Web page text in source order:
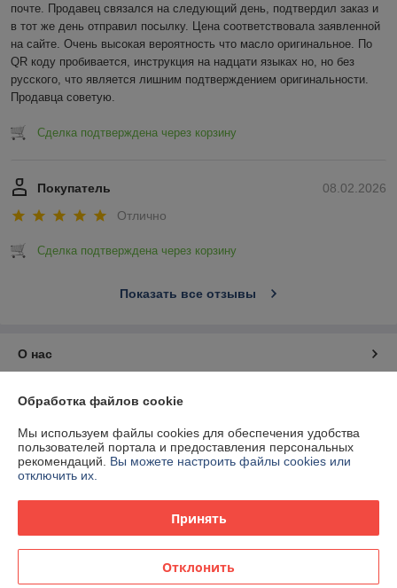
почте. Продавец связался на следующий день, подтвердил заказ и
в тот же день отправил посылку. Цена соответствовала заявленной
на сайте. Очень высокая вероятность что масло оригинальное. По
QR коду пробивается, инструкция на надцати языках но, но без
русского, что является лишним подтверждением оригинальности.
Продавца советую.
Сделка подтверждена через корзину
08.02.2026
Покупатель
Отлично
Сделка подтверждена через корзину
Показать все отзывы
О нас
Контакты
Доставка и оплата
График работы
Политика обработки cookies
Обработка файлов cookie
Мы используем файлы cookies для обеспечения удобства
пользователей портала и предоставления персональных
рекомендаций. Вы можете настроить файлы cookies или
отключить их.
Принять
Отклонить